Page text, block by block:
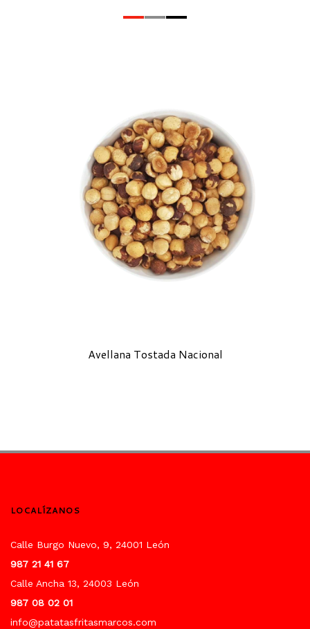
Avellana Tostada Nacional
LOCALÍZANOS
Calle Burgo Nuevo, 9, 24001 León
987 21 41 67
Calle Ancha 13, 24003 León
987 08 02 01
info@patatasfritasmarcos.com